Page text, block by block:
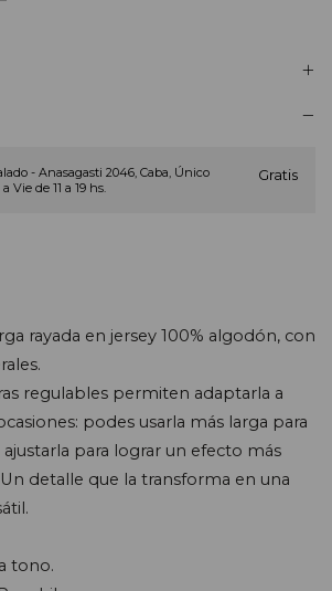
- Anasagasti 2046, Caba, Único
Vie de 11 a 19 hs.
Gratis
rayada en jersey 100% algodón, con
regulables permiten adaptarla a
podes usarla más larga para
para lograr un efecto más
detalle que la transforma en una
tono.